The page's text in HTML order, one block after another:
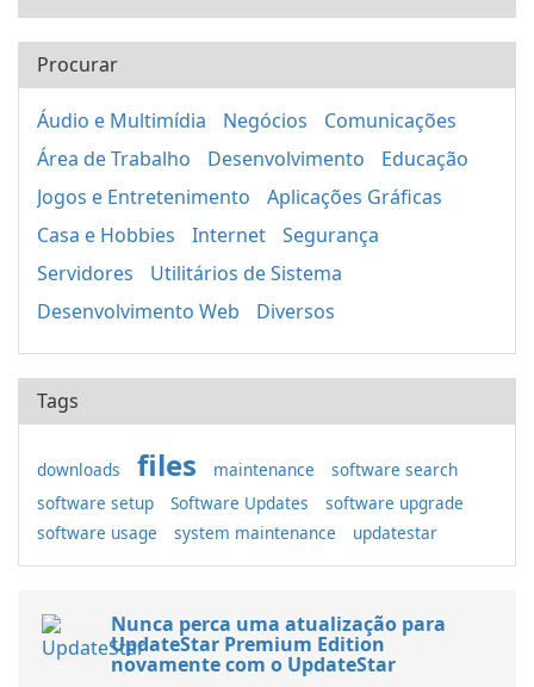
Procurar
Áudio e Multimídia Negócios
Comunicações
Área de Trabalho
Desenvolvimento
Educação
Jogos e Entretenimento
Aplicações Gráficas
Casa e Hobbies
Internet
Segurança
Servidores
Utilitários de Sistema
Desenvolvimento Web
Diversos
Tags
downloads files maintenance
software search
software setup
Software Updates
software upgrade
software usage
system maintenance updatestar
Nunca perca uma atualização para
UpdateStar Premium Edition
novamente com o UpdateStar